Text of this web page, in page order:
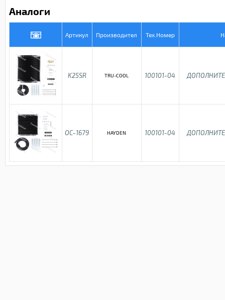
Аналоги
Артикул Производител Тех.Номер
K25SR TRU-COOL 100101-04
OC-1679 HAYDEN 100101-04